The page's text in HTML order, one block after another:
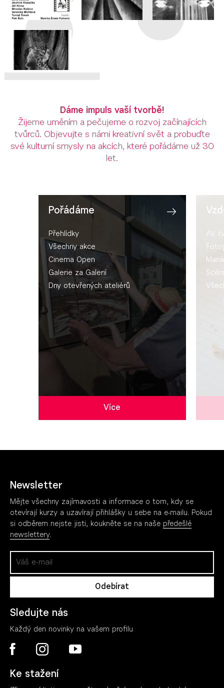
Dáme impuls vaší tvorbě!
Žijeme uměním a pečujeme o rozvoj začínajících
tvůrců. Objevujte s námi kreativní svět a probuďte
své kulturní smysly na akcích, které pořádáme už 30
let.
Pořádáme
Přehlídky
Všechny akce
Cinema Open
Galerie za Galerií
Dny otevřených ateliérů
Více
AV
Newsletter
Mějte všechny zajímavosti a informace o tom, kdy se
otevírají kurzy a uzavírají přihlášky u sebe na e-mailu. Pokud
si odběrem nejste jisti, koukněte se na naše předešlé
newslettery.
Sledujte nás
Každý den novinky na vašem profilu
Ke stažení